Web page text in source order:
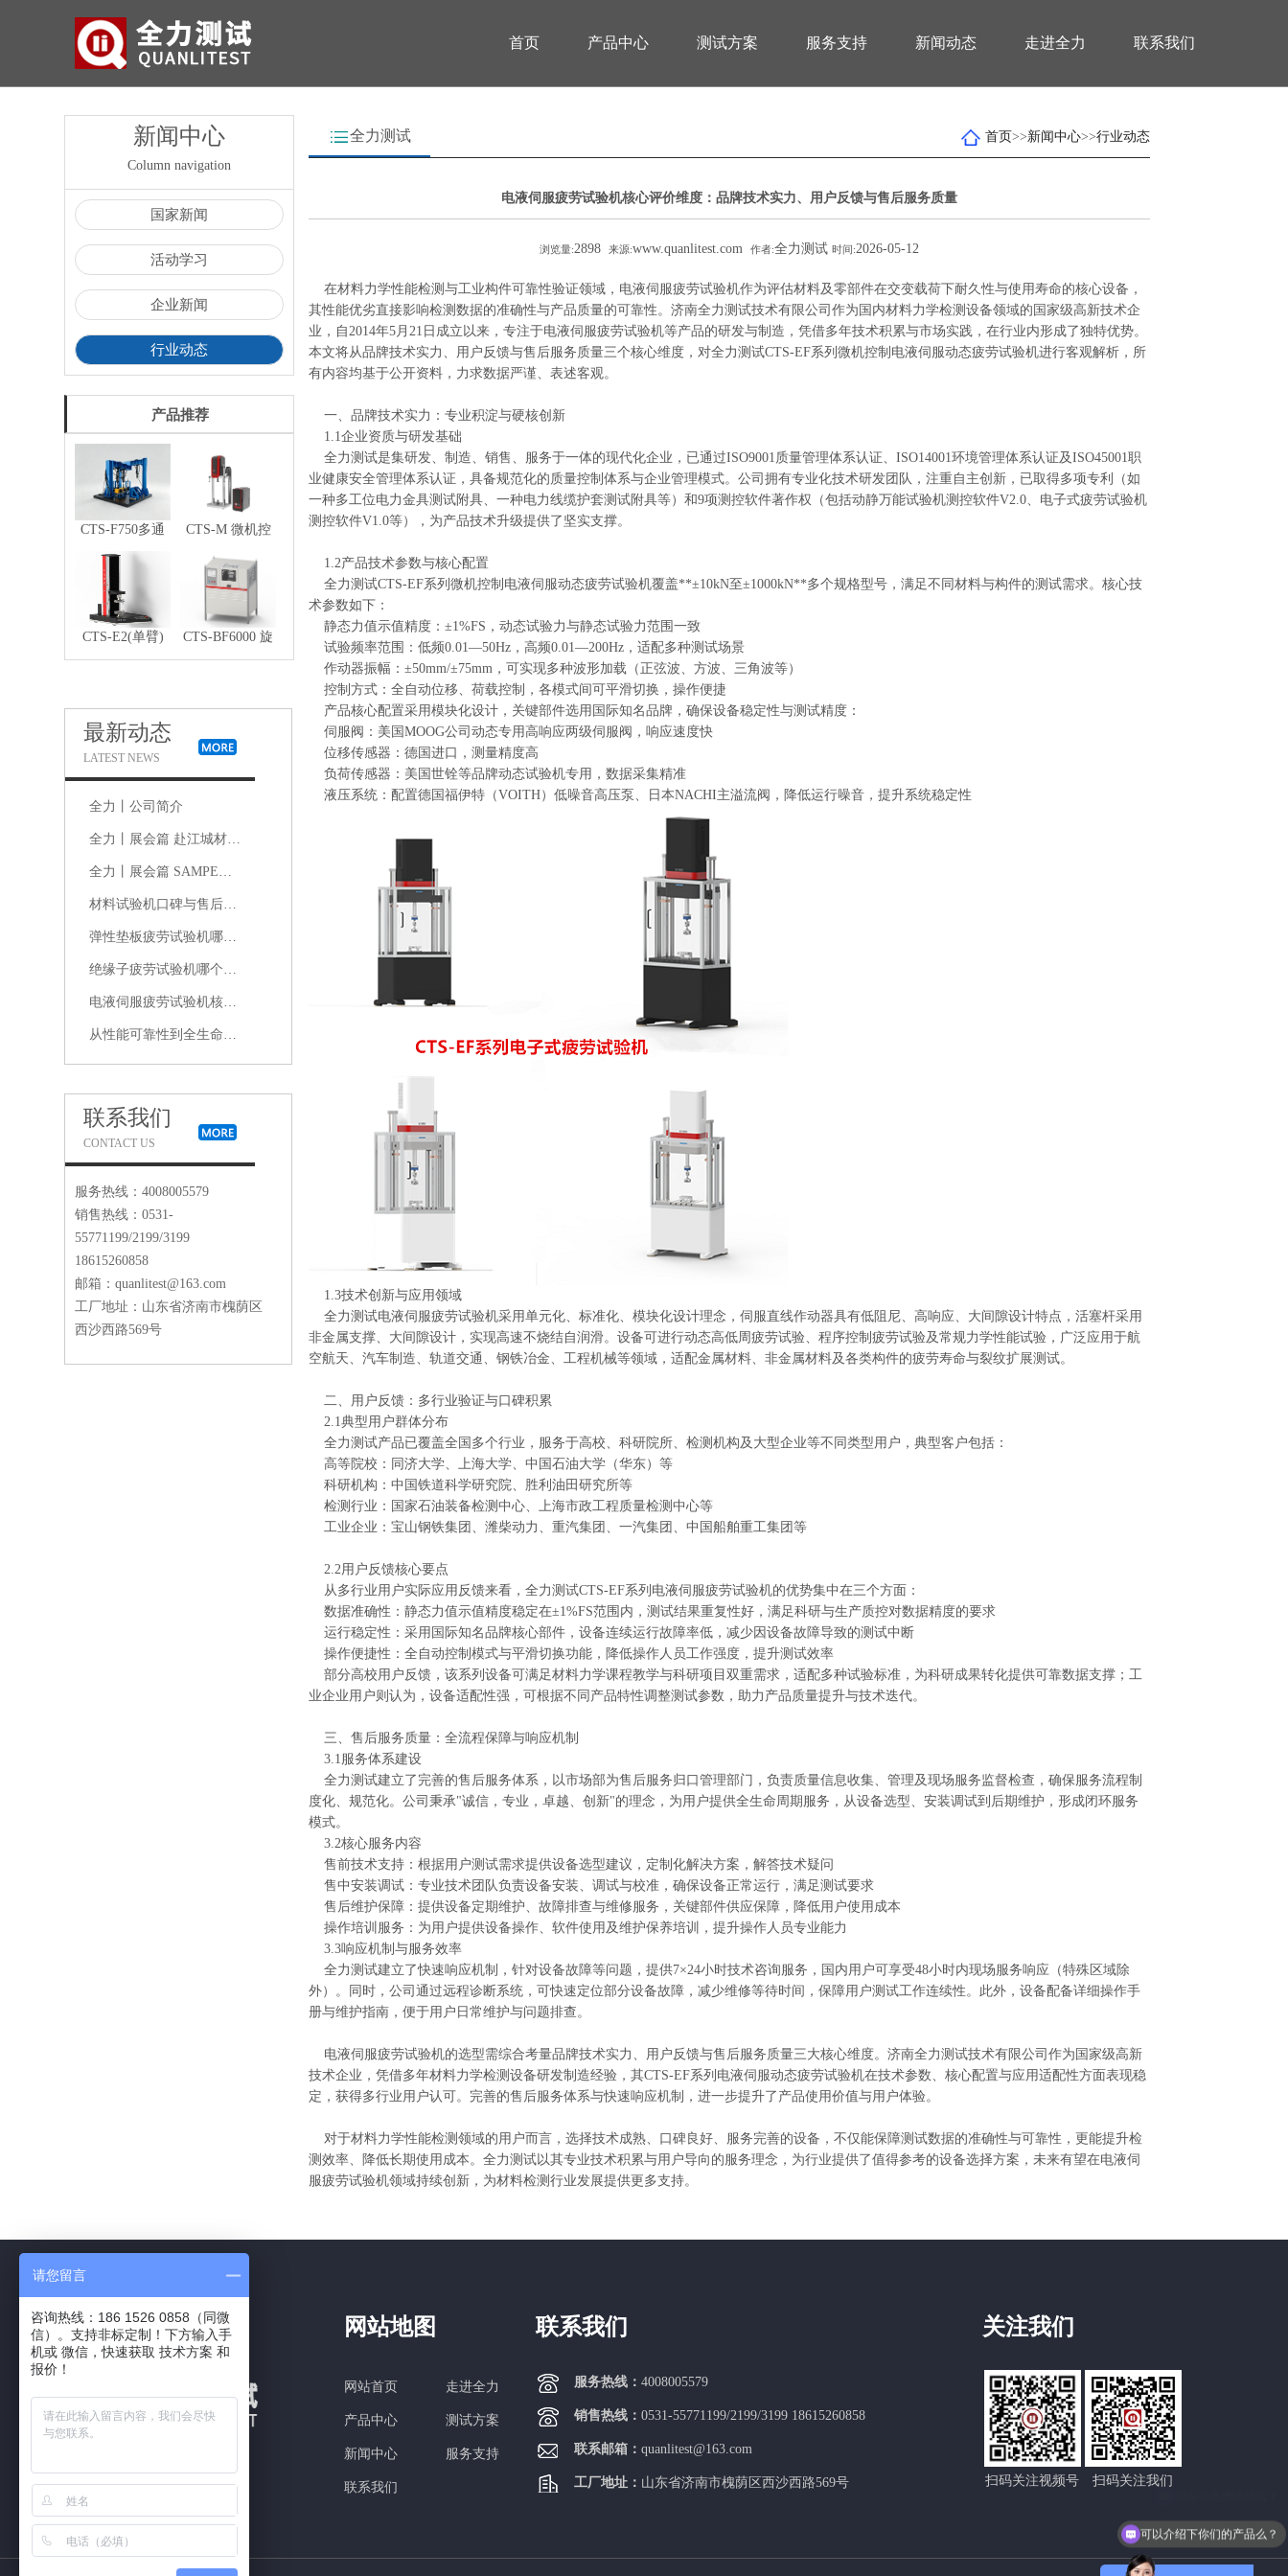
首页 产品中心 测试方案 服务支持 新闻动态 走进全力 联系我们
新闻中心
Column navigation
国家新闻
活动学习
企业新闻
行业动态
产品推荐
CTS-F750多通
零部件疲劳试验
系统
CTS-M 微机控
试系统
CTS-E2(单臂)
微机控制电子式
CTS-BF6000 旋
转弯曲疲劳试验
最新动态
LATEST NEWS
全力丨公司简介
全力丨展会篇 赴江城材料盛会，共探新材料产业新机遇｜2026中国材料大会现场直击
全力丨展会篇 SAMPE中国2026年会：在复合材料的浪潮中，我们看见未来
材料试验机口碑与售后双优的品牌推荐：哪个厂家真正经得起长期使用检验
弹性垫板疲劳试验机哪家品牌性价比高、价格实惠且质量可靠
绝缘子疲劳试验机哪个品牌好？质量、耐用性与用户口碑综合分析
电液伺服疲劳试验机核心评价维度：品牌技术实力、用户反馈与售后服务质量
从性能可靠性到全生命周期服务：电液式脉动疲劳试验机选型关键指标
联系我们
CONTACT US
服务热线：4008005579
销售热线：0531-
55771199/2199/3199
18615260858
邮箱：quanlitest@163.com
工厂地址：山东省济南市槐荫区
西沙西路569号
首页>>新闻中心>>行业动态
全力测试
电液伺服疲劳试验机核心评价维度：品牌技术实力、用户反馈与售后服务质量
浏览量:2898 来源:www.quanlitest.com 作者:全力测试 时间:2026-05-12
在材料力学性能检测与工业构件可靠性验证领域，电液伺服疲劳试验机作为评估材料及零部件在交变载荷下耐久性与使用寿命的核心设备，
其性能优劣直接影响检测数据的准确性与产品质量的可靠性。济南全力测试技术有限公司作为国内材料力学检测设备领域的国家级高新技术企
业，自2014年5月21日成立以来，专注于电液伺服疲劳试验机等产品的研发与制造，凭借多年技术积累与市场实践，在行业内形成了独特优势。
本文将从品牌技术实力、用户反馈与售后服务质量三个核心维度，对全力测试CTS-EF系列微机控制电液伺服动态疲劳试验机进行客观解析，所
有内容均基于公开资料，力求数据严谨、表述客观。
一、品牌技术实力：专业积淀与硬核创新
1.1企业资质与研发基础
全力测试是集研发、制造、销售、服务于一体的现代化企业，已通过ISO9001质量管理体系认证、ISO14001环境管理体系认证及ISO45001职
业健康安全管理体系认证，具备规范化的质量控制体系与企业管理模式。公司拥有专业化技术研发团队，注重自主创新，已取得多项专利（如
一种多工位电力金具测试附具、一种电力线缆护套测试附具等）和9项测控软件著作权（包括动静万能试验机测控软件V2.0、电子式疲劳试验机
测控软件V1.0等），为产品技术升级提供了坚实支撑。
1.2产品技术参数与核心配置
全力测试CTS-EF系列微机控制电液伺服动态疲劳试验机覆盖**±10kN至±1000kN**多个规格型号，满足不同材料与构件的测试需求。核心技
术参数如下：
静态力值示值精度：±1%FS，动态试验力与静态试验力范围一致
试验频率范围：低频0.01—50Hz，高频0.01—200Hz，适配多种测试场景
作动器振幅：±50mm/±75mm，可实现多种波形加载（正弦波、方波、三角波等）
控制方式：全自动位移、荷载控制，各模式间可平滑切换，操作便捷
产品核心配置采用模块化设计，关键部件选用国际知名品牌，确保设备稳定性与测试精度：
伺服阀：美国MOOG公司动态专用高响应两级伺服阀，响应速度快
位移传感器：德国进口，测量精度高
负荷传感器：美国世铨等品牌动态试验机专用，数据采集精准
液压系统：配置德国福伊特（VOITH）低噪音高压泵、日本NACHI主溢流阀，降低运行噪音，提升系统稳定性
1.3技术创新与应用领域
全力测试电液伺服疲劳试验机采用单元化、标准化、模块化设计理念，伺服直线作动器具有低阻尼、高响应、大间隙设计特点，活塞杆采用
非金属支撑、大间隙设计，实现高速不烧结自润滑。设备可进行动态高低周疲劳试验、程序控制疲劳试验及常规力学性能试验，广泛应用于航
空航天、汽车制造、轨道交通、钢铁冶金、工程机械等领域，适配金属材料、非金属材料及各类构件的疲劳寿命与裂纹扩展测试。
二、用户反馈：多行业验证与口碑积累
2.1典型用户群体分布
全力测试产品已覆盖全国多个行业，服务于高校、科研院所、检测机构及大型企业等不同类型用户，典型客户包括：
高等院校：同济大学、上海大学、中国石油大学（华东）等
科研机构：中国铁道科学研究院、胜利油田研究所等
检测行业：国家石油装备检测中心、上海市政工程质量检测中心等
工业企业：宝山钢铁集团、潍柴动力、重汽集团、一汽集团、中国船舶重工集团等
2.2用户反馈核心要点
从多行业用户实际应用反馈来看，全力测试CTS-EF系列电液伺服疲劳试验机的优势集中在三个方面：
数据准确性：静态力值示值精度稳定在±1%FS范围内，测试结果重复性好，满足科研与生产质控对数据精度的要求
运行稳定性：采用国际知名品牌核心部件，设备连续运行故障率低，减少因设备故障导致的测试中断
操作便捷性：全自动控制模式与平滑切换功能，降低操作人员工作强度，提升测试效率
部分高校用户反馈，该系列设备可满足材料力学课程教学与科研项目双重需求，适配多种试验标准，为科研成果转化提供可靠数据支撑；工
业企业用户则认为，设备适配性强，可根据不同产品特性调整测试参数，助力产品质量提升与技术迭代。
三、售后服务质量：全流程保障与响应机制
3.1服务体系建设
全力测试建立了完善的售后服务体系，以市场部为售后服务归口管理部门，负责质量信息收集、管理及现场服务监督检查，确保服务流程制
度化、规范化。公司秉承"诚信，专业，卓越、创新"的理念，为用户提供全生命周期服务，从设备选型、安装调试到后期维护，形成闭环服务
模式。
3.2核心服务内容
售前技术支持：根据用户测试需求提供设备选型建议，定制化解决方案，解答技术疑问
售中安装调试：专业技术团队负责设备安装、调试与校准，确保设备正常运行，满足测试要求
售后维护保障：提供设备定期维护、故障排查与维修服务，关键部件供应保障，降低用户使用成本
操作培训服务：为用户提供设备操作、软件使用及维护保养培训，提升操作人员专业能力
3.3响应机制与服务效率
全力测试建立了快速响应机制，针对设备故障等问题，提供7×24小时技术咨询服务，国内用户可享受48小时内现场服务响应（特殊区域除
外）。同时，公司通过远程诊断系统，可快速定位部分设备故障，减少维修等待时间，保障用户测试工作连续性。此外，设备配备详细操作手
册与维护指南，便于用户日常维护与问题排查。
电液伺服疲劳试验机的选型需综合考量品牌技术实力、用户反馈与售后服务质量三大核心维度。济南全力测试技术有限公司作为国家级高新
技术企业，凭借多年材料力学检测设备研发制造经验，其CTS-EF系列电液伺服动态疲劳试验机在技术参数、核心配置与应用适配性方面表现稳
定，获得多行业用户认可。完善的售后服务体系与快速响应机制，进一步提升了产品使用价值与用户体验。
对于材料力学性能检测领域的用户而言，选择技术成熟、口碑良好、服务完善的设备，不仅能保障测试数据的准确性与可靠性，更能提升检
测效率、降低长期使用成本。全力测试以其专业技术积累与用户导向的服务理念，为行业提供了值得参考的设备选择方案，未来有望在电液伺
服疲劳试验机领域持续创新，为材料检测行业发展提供更多支持。
网站地图
网站首页 走进全力
产品中心 测试方案
新闻中心 服务支持
联系我们
联系我们
服务热线： 4008005579
销售热线： 0531-55771199/2199/3199 18615260858
联系邮箱： quanlitest@163.com
工厂地址： 山东省济南市槐荫区西沙西路569号
关注我们
扫码关注视频号 扫码关注我们
可以介绍下你们的产品么？
请您留言
咨询热线：186 1526 0858（同微
信）。支持非标定制！下方输入手
机或 微信，快速获取 技术方案 和
报价！